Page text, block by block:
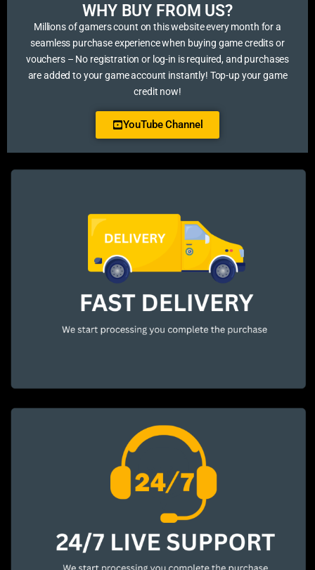
WHY BUY FROM US?​
Millions of gamers count on this website every month for a
seamless purchase experience when buying game credits or
vouchers – No registration or log-in is required, and purchases
are added to your game account instantly! Top-up your game
credit now!
YouTube Channel